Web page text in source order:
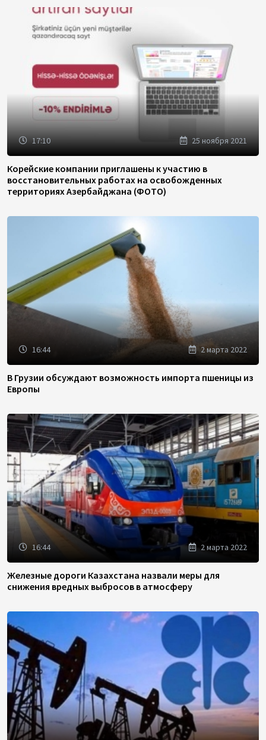
17:10 25 ноября 2021
Корейские компании приглашены к участию в
восстановительных работах на освобожденных
территориях Азербайджана (ФОТО)
16:44 2 марта 2022
В Грузии обсуждают возможность импорта пшеницы из
Европы
16:44 2 марта 2022
Железные дороги Казахстана назвали меры для
снижения вредных выбросов в атмосферу